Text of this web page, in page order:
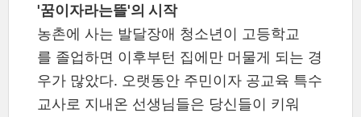
'꿈이자라는뜰'의 시작
농촌에 사는 발달장애 청소년이 고등학교
를 졸업하면 이후부턴 집에만 머물게 되는 경
우가 많았다. 오랫동안 주민이자 공교육 특수
교사로 지내온 선생님들은 당신들이 키워